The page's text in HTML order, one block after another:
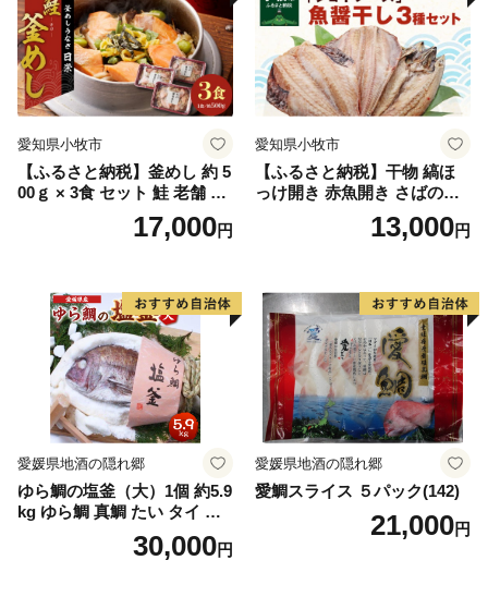
愛知県小牧市
【ふるさと納税】釜めし 約 5
00ｇ × 3食 セット 鮭 老舗 急
速冷凍 レンチン 時短 簡単調
理 食品 加工品 海鮮 手作り
り寄せグルメ 愛知県 小牧市
送料無料
17,000円
愛知県小牧市
【ふるさと納税】干物 縞ほ
っけ開き 赤魚開き さばの開
き 魚醤干し 3種 セット 詰め
合わせ 魚 おかず 肉厚 おいし
取り寄せグルメ 魚醤 ナンプ
ラー 愛知県 小牧市 冷凍 送料
無料
13,000円
愛媛県地酒の隠れ郷
ゆら鯛の塩釜（大）1個 約5.9
kg ゆら鯛 真鯛 たい タイ 鯛
塩釜焼き 塩釜 魚 魚介類 海鮮
祝い事 お祝い ハレの日 食品
30,000円
愛媛県地酒の隠れ郷
愛鯛スライス ５パック(142)
21,000円